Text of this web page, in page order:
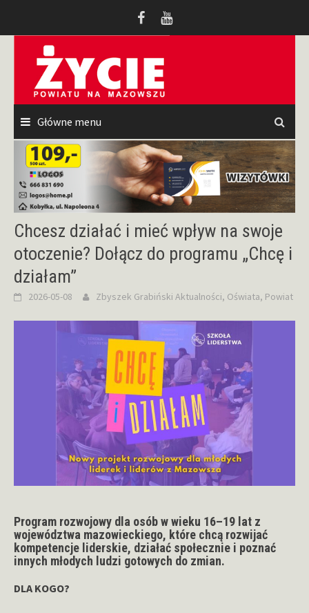
Główne menu
Chcesz działać i mieć wpływ na swoje
otoczenie? Dołącz do programu „Chcę i
działam”
2026-05-08 Zbyszek Grabiński Aktualności, Oświata, Powiat
Program rozwojowy dla osób w wieku 16–19 lat z
województwa mazowieckiego, które chcą rozwijać
kompetencje liderskie, działać społecznie i poznać
innych młodych ludzi gotowych do zmian.
DLA KOGO?